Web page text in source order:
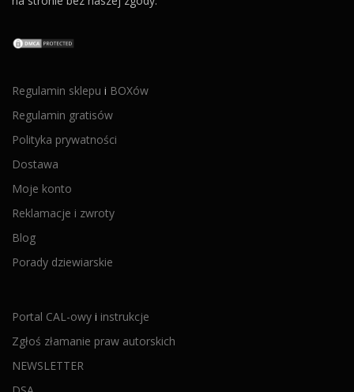
Regulamin sklepu i BOXów
Regulamin gratisów
Polityka prywatności
Dostawa
Moje konto
Reklamacje i zwroty
Blog
Porady dziewiarskie
Portal CAL-owy i instrukcje
Zgłoś złamanie praw autorskich
NEWSLETTER